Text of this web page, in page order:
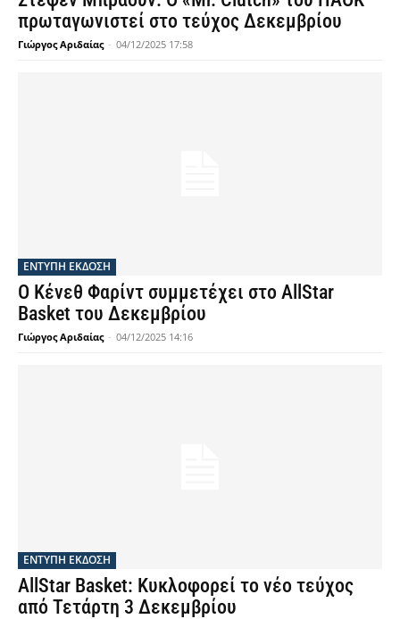
πρωταγωνιστεί στο τεύχος Δεκεμβρίου
Γιώργος Αριδαίας - 04/12/2025 17:58
ΕΝΤΥΠΗ ΕΚΔΟΣΗ
Ο Κένεθ Φαρίντ συμμετέχει στο AllStar
Basket του Δεκεμβρίου
Γιώργος Αριδαίας - 04/12/2025 14:16
ΕΝΤΥΠΗ ΕΚΔΟΣΗ
AllStar Basket: Κυκλοφορεί το νέο τεύχος
από Τετάρτη 3 Δεκεμβρίου